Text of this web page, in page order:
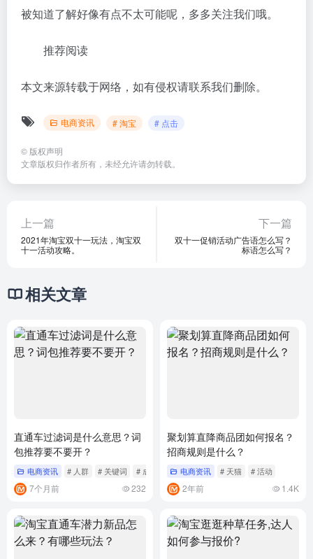
被知道了解好像有点不太可能呢，多多关注我们哦。
推荐阅读
本文来源转载于网络，如有侵权请联系我们删除。
电商资讯 # 淘宝 # 点击
© 版权声明
文章版权归作者所有，未经允许请勿转载。
上一篇
2021年淘宝双十一玩法，淘宝双
十一活动攻略。
下一篇
双十一促销活动广告语怎么写？
标语怎么写？
相关文章
直通车过滤词是什么意思？词
包推荐要不要开？
电商资讯 # 人群 # 关键词 # 成交
7个月前 232
聚划算直降商品团如何报名？
招商规则是什么？
电商资讯 # 天猫 # 活动
2年前 1.4K